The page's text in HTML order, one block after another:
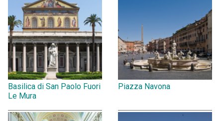
Basilica di San Paolo Fuori
Le Mura
Piazza Navona